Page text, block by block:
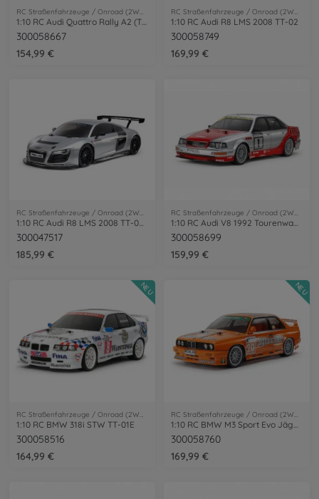
RC Straßenfahrzeuge / Onroad (2WD/4WD)
300058667
154,99 €
RC Straßenfahrzeuge / Onroad (2WD/4WD)
1:10 RC Audi R8 LMS 2008 TT-02
300058749
169,99 €
RC Straßenfahrzeuge / Onroad (2WD/4WD)
1:10 RC Audi R8 LMS 2008 TT-02 Lack.
300047517
185,99 €
RC Straßenfahrzeuge / Onroad (2WD/4WD)
1:10 RC Audi V8 1992 Tourenwagen (TT-02)
300058699
159,99 €
RC Straßenfahrzeuge / Onroad (2WD/4WD)
1:10 RC BMW 318i STW TT-01E
300058516
164,99 €
NEU
RC Straßenfahrzeuge / Onroad (2WD/4WD)
300058760
169,99 €
NEU